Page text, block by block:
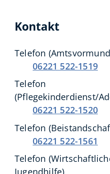
Kontakt
Telefon
06221 522-1519
Telefon
(Pflegekinderdienst/
06221 522-1520
Telefon
06221 522-1561
Telefon
Jugendhilfe)